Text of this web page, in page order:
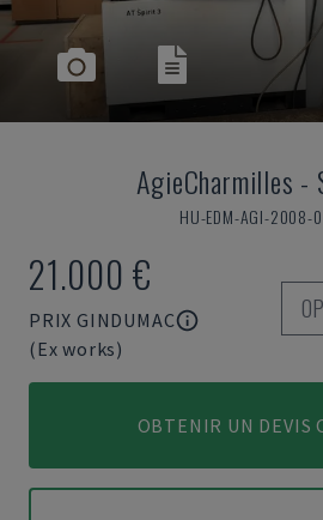
AgieCharmilles -
HU-EDM-AGI-2008-
21.000 €
PRIX GINDUMAC
(Ex works)
OBTENIR UN DEVIS